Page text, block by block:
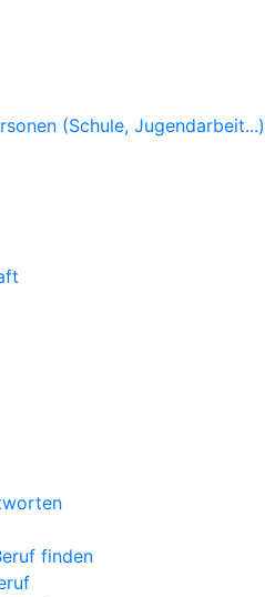
(Schule, Jugendarbeit...)
finden